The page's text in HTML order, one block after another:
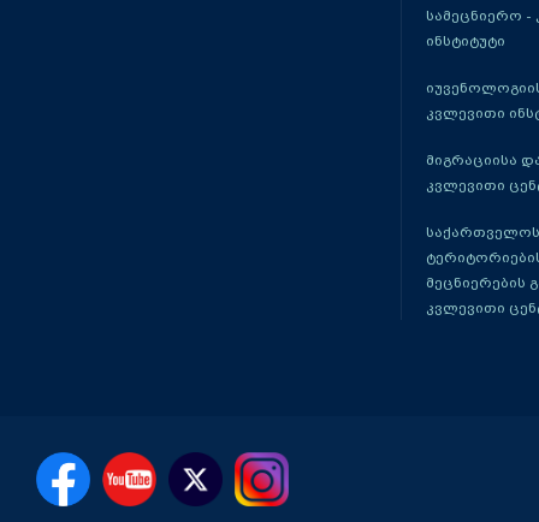
სამეცნიერო -
ინსტიტუტი
კვლევითი
მიგრაციისა
კვლევითი
მეცნიერების
კვლევითი